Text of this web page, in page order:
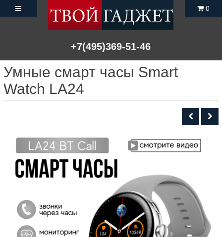
+7(495)369-51-46
0
Умные смарт часы Smart
Watch LA24